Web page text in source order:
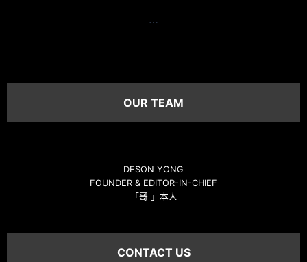
…
OUR TEAM
DESON YONG
FOUNDER & EDITOR-IN-CHIEF
「哥 」本人
CONTACT US